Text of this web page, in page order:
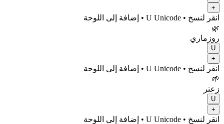
+
انقر لنسخ • U
Unicode
• إضافة إلى اللوحة
🌿
روزماري
U
+
انقر لنسخ • U
Unicode
• إضافة إلى اللوحة
🌱
زعتر
U
+
انقر لنسخ • U
Unicode
• إضافة إلى اللوحة